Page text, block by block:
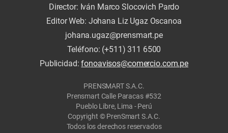
Director: Iván Marco Slocovich Pardo
Editor Web: Johana Liz Ugaz Oscanoa
johana.ugaz@prensmart.pe
Teléfono: (+511) 311 6500
Publicidad:fonoavisos@comercio.com.pe
PRENSMART S.A.C.
Prensmart Calle Paracas #532
Pueblo Libre, Lima - Perú
Copyright © PrenSmart S.A.C.
Todos los derechos reservados